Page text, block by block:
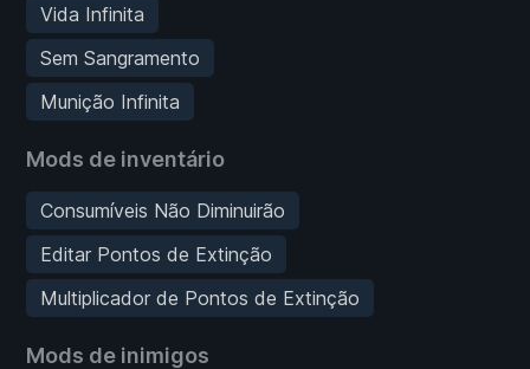
Vida Infinita
Sem Sangramento
Munição Infinita
Mods de inventário
Consumíveis Não Diminuirão
Editar Pontos de Extinção
Multiplicador de Pontos de Extinção
Mods de inimigos